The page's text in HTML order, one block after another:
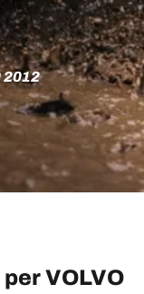
2012
VOLVO